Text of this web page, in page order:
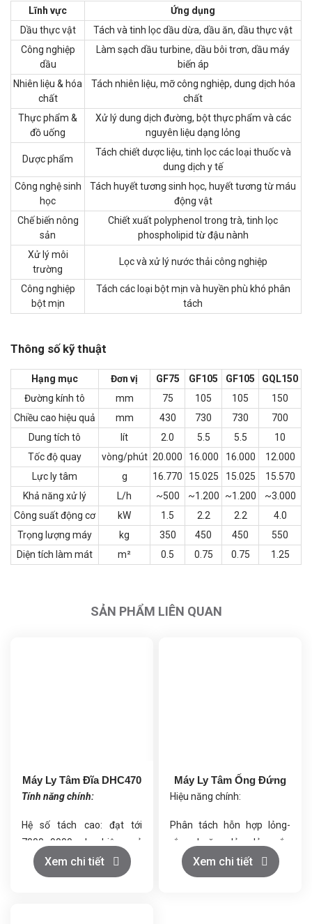
Lĩnh vực
Ứng dụng
Dầu thực vật
Tách và tinh lọc dầu dừa, dầu ăn, dầu thực vật
Công nghiệp
dầu
Làm sạch dầu turbine, dầu bôi trơn, dầu máy
biến áp
Nhiên liệu & hóa
chất
Tách nhiên liệu, mỡ công nghiệp, dung dịch hóa
chất
Thực phẩm &
đồ uống
Xử lý dung dịch đường, bột thực phẩm và các
nguyên liệu dạng lỏng
Dược phẩm
Tách chiết dược liệu, tinh lọc các loại thuốc và
dung dịch y tế
Công nghệ sinh
học
Tách huyết tương sinh học, huyết tương từ máu
động vật
Chế biến nông
sản
Chiết xuất polyphenol trong trà, tinh lọc
phospholipid từ đậu nành
Xử lý môi
trường
Lọc và xử lý nước thải công nghiệp
Công nghiệp
bột mịn
Tách các loại bột mịn và huyền phù khó phân
tách
Thông số kỹ thuật
Hạng mục Đơn vị GF75 GF105 GF105
GQL150
Đường kính tô
mm 75 105 105
150
Chiều cao hiệu quả
mm 430 730 730
700
Dung tích tô
lít 2.0 5.5 5.5
10
Tốc độ quay
vòng/phút 20.000 16.000 16.000
12.000
Lực ly tâm
g 16.770 15.025 15.025
15.570
Khả năng xử lý
L/h ~500 ~1.200 ~1.200
~3.000
Công suất động cơ
kW 1.5 2.2 2.2
4.0
Trọng lượng máy
kg 350 450 450
550
Diện tích làm mát
m² 0.5 0.75 0.75 1.25
SẢN PHẨM LIÊN QUAN
Máy Ly Tâm Đĩa DHC470
Tính năng chính:
Hệ số tách cao: đạt tới
7000–9000, cho hiệu quả
làm trong vượt trội.
Công suất xử lý linh hoạt: từ
Xem chi tiết
Máy Ly Tâm Ống Đứng
Hiệu năng chính:
Phân tách hỗn hợp lỏng-
rắn hoặc lỏng-lỏng-rắn
nhanh chóng và hiệu quả.
Chất lỏng sạch được xả qua
Xem chi tiết